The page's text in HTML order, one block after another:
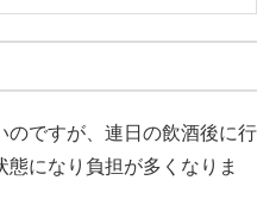
のですが、連日の飲酒後に行
態になり負担が多くなりま